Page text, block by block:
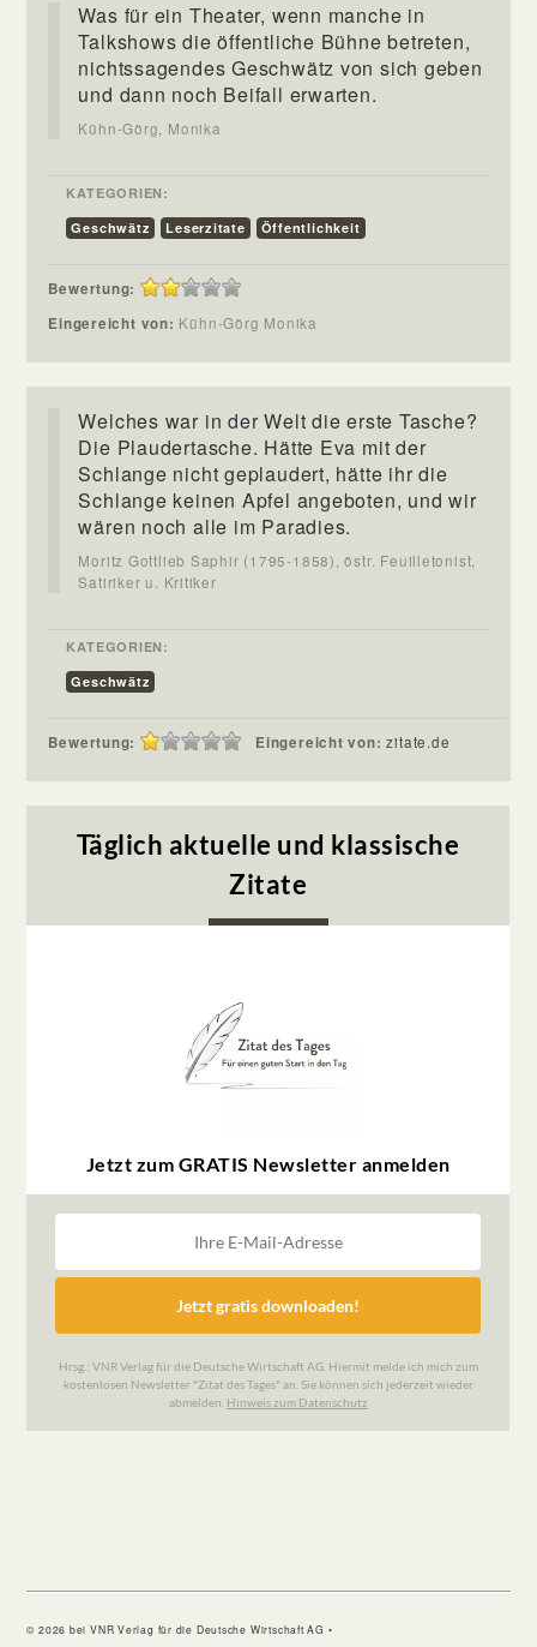
Was für ein Theater, wenn manche in
Talkshows die öffentliche Bühne betreten,
nichtssagendes Geschwätz von sich geben
und dann noch Beifall erwarten.
Kühn-Görg, Monika
KATEGORIEN:
Geschwätz
Leserzitate Öffentlichkeit
Bewertung:
Eingereicht von: Kühn-Görg Monika
Welches war in der Welt die erste Tasche?
Die Plaudertasche. Hätte Eva mit der
Schlange nicht geplaudert, hätte ihr die
Schlange keinen Apfel angeboten, und wir
wären noch alle im Paradies.
Moritz Gottlieb Saphir (1795-1858), östr. Feuilletonist,
Satiriker u. Kritiker
KATEGORIEN:
Geschwätz
Bewertung: Eingereicht von:zitate.de
© 2026 bei VNR Verlag für die Deutsche Wirtschaft AG •